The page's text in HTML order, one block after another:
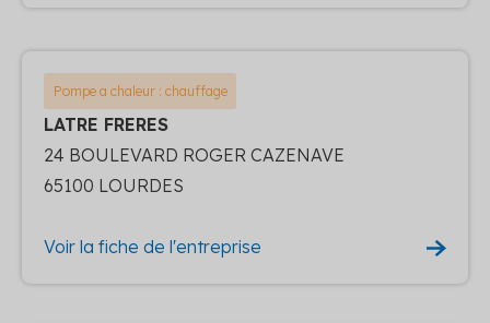
Pompe a chaleur : chauffage
LATRE FRERES
24 BOULEVARD ROGER CAZENAVE
65100 LOURDES
Voir la fiche de l'entreprise